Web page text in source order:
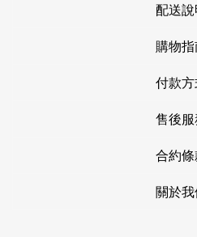
配送說
購物
付款
售後服
合約條
關於我